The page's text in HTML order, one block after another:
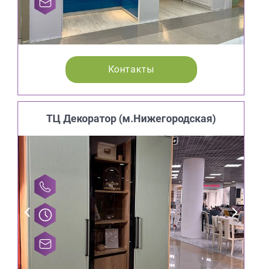
Контакты
ТЦ Декоратор (м.Нижегородская)